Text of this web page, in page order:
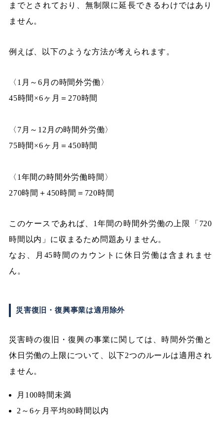
までとされており、無制限に延長できるわけではあり
ません。
例えば、以下のような方法が考えられます。
〈1月～6月の時間外労働〉
45時間×6ヶ月＝270時間
〈7月～12月の時間外労働〉
75時間×6ヶ月＝450時間
〈1年間の時間外労働時間〉
270時間＋450時間＝720時間
このケースであれば、1年間の時間外労働の上限「720
時間以内」に収まるため問題ありません。
なお、月45時間のカウントに休日労働は含まれませ
ん。
災害復旧・復興事業は適用除外
災害時の復旧・復興の事業に関しては、時間外労働と
休日労働の上限について、以下2つのルールは適用され
ません。
月100時間未満
2～6ヶ月平均80時間以内